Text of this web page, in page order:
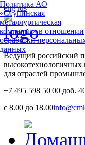
eng rus
Ведущий российский
высокотехнологичных
для отраслей
+7 495 598 50 00 доб.
с 8.00 до 18.00
Политика АО
«Ступинская
металлургическая
компания» в отношении
обработки
данных